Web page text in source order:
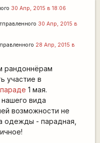
30 Апр, 2015 в 18:06
30 Апр, 2015 в
28 Апр, 2015 в
рандоннёрам
участие в
1 мая.
вида
возможности не
одежды - парадная,